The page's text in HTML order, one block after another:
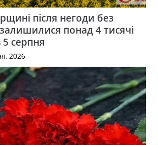
після негоди без
понад 4 тисячі
серпня
2026